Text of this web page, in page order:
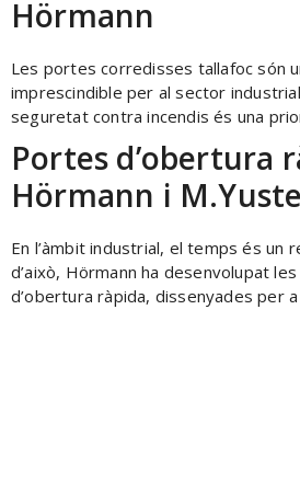
Hörmann
Les portes corredisses tallafoc són
imprescindible per al sector
seguretat contra incendis és una
Portes d’obertura
Hörmann i
En l’àmbit industrial, el temps és un
d’això, Hörmann ha desenvolupat
d’obertura ràpida, dissenyades per